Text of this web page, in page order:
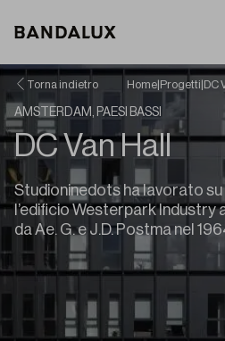
Torna indietro Home Progetti DC
AMSTERDAM, PAESI BASSI
DC Van Hall
Studioninedots ha lavorato
l’edificio Westerpark
da Ae. G. e J.D. Postma nel